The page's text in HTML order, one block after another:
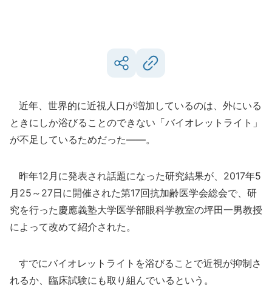
近年、世界的に近視人口が増加しているのは、外にいる
ときにしか浴びることのできない「バイオレットライト」
が不足しているためだった――。
昨年12月に発表され話題になった研究結果が、2017年5
月25～27日に開催された第17回抗加齢医学会総会で、研
究を行った慶應義塾大学医学部眼科学教室の坪田一男教授
によって改めて紹介された。
すでにバイオレットライトを浴びることで近視が抑制さ
れるか、臨床試験にも取り組んでいるという。